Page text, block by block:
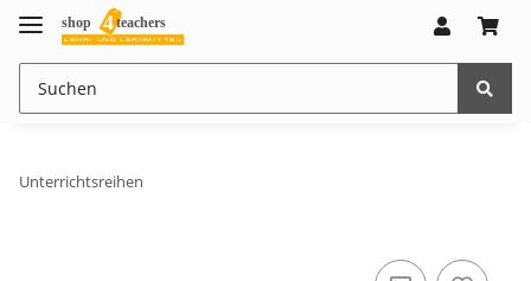
Unterrichtsreihen